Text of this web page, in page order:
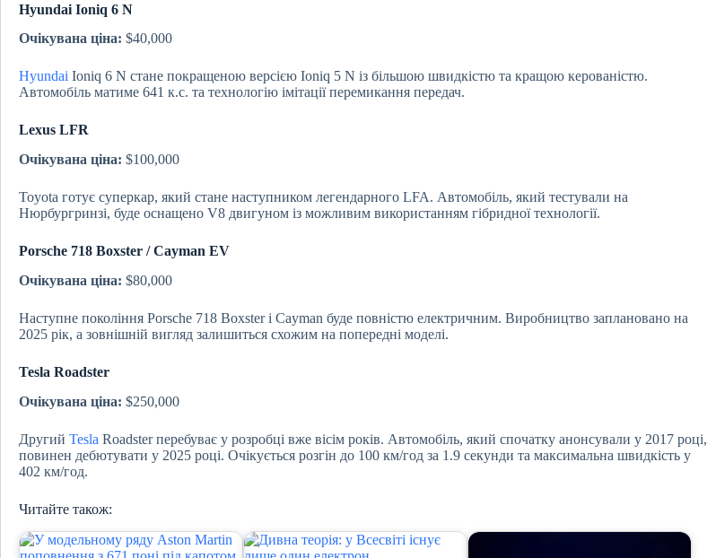
Hyundai Ioniq 6 N
Очікувана ціна: $40,000
Hyundai Ioniq 6 N стане покращеною версією Ioniq 5 N із більшою швидкістю та кращою керованістю.
Автомобіль матиме 641 к.с. та технологію імітації перемикання передач.
Lexus LFR
Очікувана ціна: $100,000
Toyota готує суперкар, який стане наступником легендарного LFA. Автомобіль, який тестували на
Нюрбургринзі, буде оснащено V8 двигуном із можливим використанням гібридної технології.
Porsche 718 Boxster / Cayman EV
Очікувана ціна: $80,000
Наступне покоління Porsche 718 Boxster і Cayman буде повністю електричним. Виробництво заплановано на
2025 рік, а зовнішній вигляд залишиться схожим на попередні моделі.
Tesla Roadster
Очікувана ціна: $250,000
Другий Tesla Roadster перебуває у розробці вже вісім років. Автомобіль, який спочатку анонсували у 2017 році,
повинен дебютувати у 2025 році. Очікується розгін до 100 км/год за 1.9 секунди та максимальна швидкість у
402 км/год.
Читайте також: